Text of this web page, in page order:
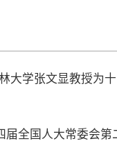
大学张文显教授为
全国人大常委会